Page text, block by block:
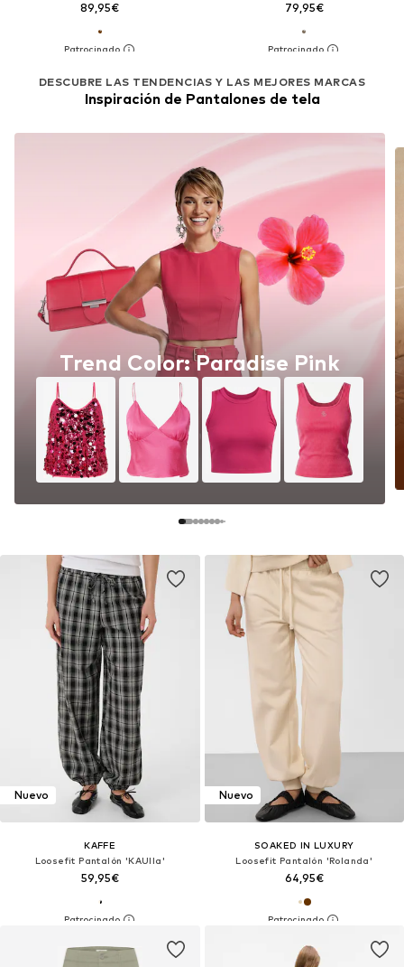
89,95€ 79,95€
Nuevo
KAFFE
Loosefit Pantalón 'KAUlla'
59,95€
DESCUBRE LAS TENDENCIAS Y LAS MEJORES MARCAS
Inspiración de Pantalones de tela
Trend Color: Paradise Pink
Nuevo
SOAKED IN LUXURY
Loosefit Pantalón 'Rolanda'
64,95€